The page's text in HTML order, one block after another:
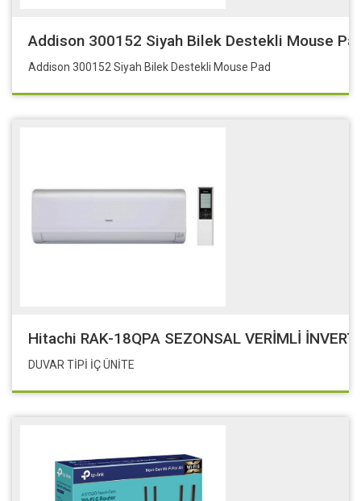
Addison 300152 Siyah Bilek Destekli Mouse
Addison 300152 Siyah Bilek Destekli Mouse Pad
Hitachi RAK-18QPA SEZONSAL VERİMLİ
DUVAR TİPİ İÇ ÜNİTE